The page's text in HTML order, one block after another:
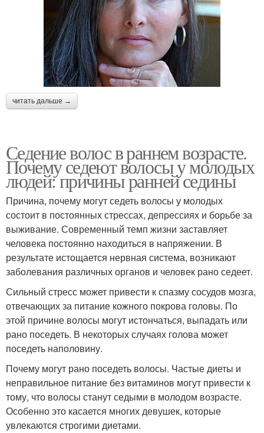
читать дальше →
Седение волос в раннем возрасте.
Почему седеют волосы у молодых
людей: причины ранней седины
Причина, почему могут седеть волосы у молодых
состоит в постоянных стрессах, депрессиях и борьбе за
выживание. Современный темп жизни заставляет
человека постоянно находиться в напряжении. В
результате истощается нервная система, возникают
заболевания различных органов и человек рано седеет.
Сильный стресс может привести к спазму сосудов мозга,
отвечающих за питание кожного покрова головы. По
этой причине волосы могут истончаться, выпадать или
рано поседеть. В некоторых случаях голова может
поседеть наполовину.
Почему могут рано поседеть волосы. Частые диеты и
неправильное питание без витаминов могут привести к
тому, что волосы станут седыми в молодом возрасте.
Особенно это касается многих девушек, которые
увлекаются строгими диетами.